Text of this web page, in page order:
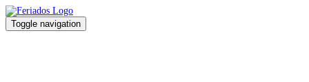
Toggle navigation